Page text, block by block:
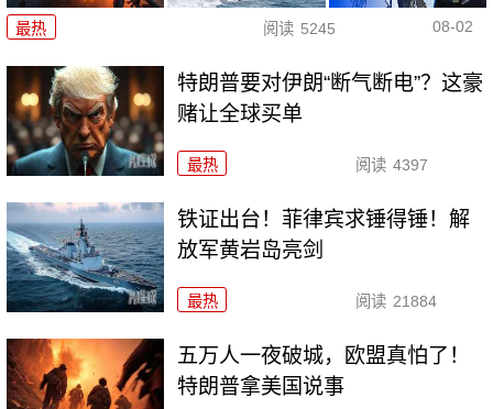
最热 阅读 5245 08-02
特朗普要对伊朗“断气断电”？这豪
赌让全球买单
最热 阅读 4397
铁证出台！菲律宾求锤得锤！解
放军黄岩岛亮剑
最热 阅读 21884
五万人一夜破城，欧盟真怕了！
特朗普拿美国说事